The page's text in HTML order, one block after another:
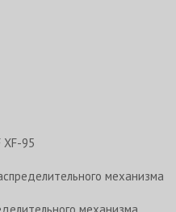
XF-95
механизма